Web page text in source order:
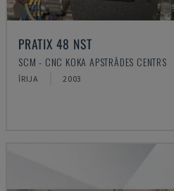
PRATIX 48 NST
SCM - CNC KOKA APSTRĀDES CENTRS
ĪRIJA 2003